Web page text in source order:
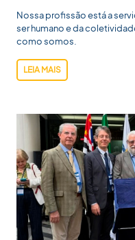
Nossa profissão está a
ser humano e da
como somos.
LEIA MAIS